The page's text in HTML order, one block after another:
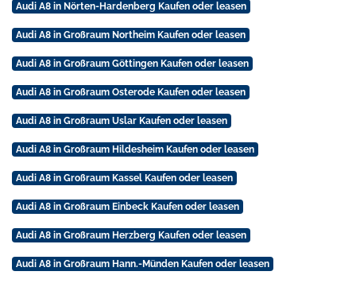
Audi A8 in Nörten-Hardenberg Kaufen oder leasen
Audi A8 in Großraum Northeim Kaufen oder leasen
Audi A8 in Großraum Göttingen Kaufen oder leasen
Audi A8 in Großraum Osterode Kaufen oder leasen
Audi A8 in Großraum Uslar Kaufen oder leasen
Audi A8 in Großraum Hildesheim Kaufen oder leasen
Audi A8 in Großraum Kassel Kaufen oder leasen
Audi A8 in Großraum Einbeck Kaufen oder leasen
Audi A8 in Großraum Herzberg Kaufen oder leasen
Audi A8 in Großraum Hann.-Münden Kaufen oder leasen